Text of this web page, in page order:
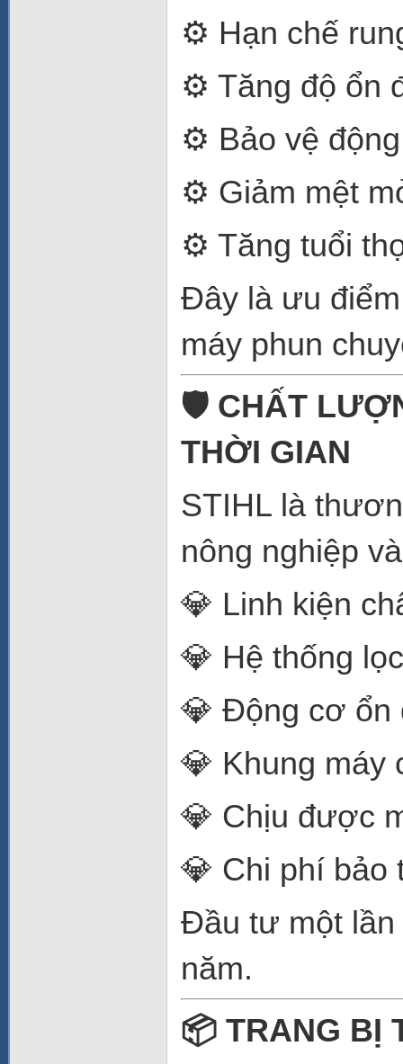
⚙️ Hạn chế
⚙️ Tăng độ ổn
⚙️ Bảo vệ
⚙️ Giảm mệt
⚙️ Tăng tuổi
Đây là ưu
máy phun
🛡️ CHẤT
THỜI GIAN
STIHL là
nông nghiệp
💎 Linh kiện
💎 Hệ thống
💎 Động cơ ổn
💎 Khung máy
💎 Chịu được
💎 Chi phí bảo
Đầu tư một lần
năm.
📦 TRANG BỊ